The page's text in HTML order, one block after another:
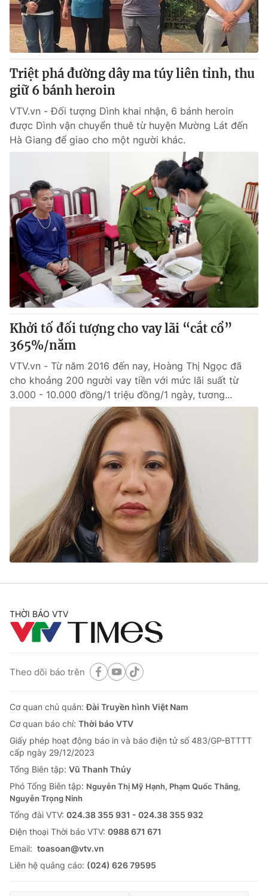
Triệt phá đường dây ma túy liên tỉnh, thu
giữ 6 bánh heroin
VTV.vn - Đối tượng Dình khai nhận, 6 bánh heroin
được Dình vận chuyển thuê từ huyện Mường Lát đến
Hà Giang để giao cho một người khác.
Khởi tố đối tượng cho vay lãi “cắt cổ”
365%/năm
VTV.vn - Từ năm 2016 đến nay, Hoàng Thị Ngọc đã
cho khoảng 200 người vay tiền với mức lãi suất từ
3.000 - 10.000 đồng/1 triệu đồng/1 ngày, tương...
THỜI BÁO VTV
Theo dõi báo trên
Cơ quan chủ quản:Đài Truyền hình Việt Nam
Cơ quan báo chí: Thời báo VTV
Giấy phép hoạt động báo in và báo điện tử số 483/GP-BTTTT
cấp ngày 29/12/2023
Tổng Biên tập: Vũ Thanh Thủy
Phó Tổng Biên tập: Nguyễn Thị Mỹ Hạnh, Phạm Quốc Thắng,
Nguyễn Trọng Ninh
Tổng đài VTV: 024.38 355 931 - 024.38 355 932
Ðiện thoại Thời báo VTV: 0988 671 671
Email: toasoan@vtv.vn
Liên hệ quảng cáo: (024) 626 79595